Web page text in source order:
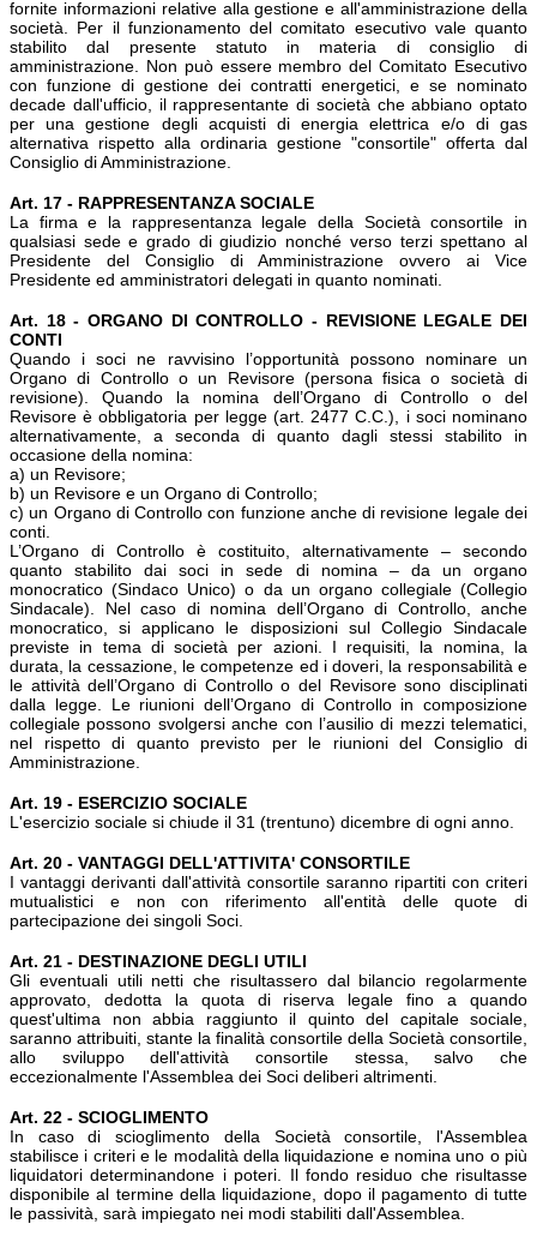
fornite informazioni relative alla gestione e all'amministrazione della
società. Per il funzionamento del comitato esecutivo vale quanto
stabilito dal presente statuto in materia di consiglio di
amministrazione. Non può essere membro del Comitato Esecutivo
con funzione di gestione dei contratti energetici, e se nominato
decade dall'ufficio, il rappresentante di società che abbiano optato
per una gestione degli acquisti di energia elettrica e/o di gas
alternativa rispetto alla ordinaria gestione "consortile" offerta dal
Consiglio di Amministrazione.
Art. 17 - RAPPRESENTANZA SOCIALE
La firma e la rappresentanza legale della Società consortile in
qualsiasi sede e grado di giudizio nonché verso terzi spettano al
Presidente del Consiglio di Amministrazione ovvero ai Vice
Presidente ed amministratori delegati in quanto nominati.
Art. 18 - ORGANO DI CONTROLLO - REVISIONE LEGALE DEI
CONTI
Quando i soci ne ravvisino l’opportunità possono nominare un
Organo di Controllo o un Revisore (persona fisica o società di
revisione). Quando la nomina dell’Organo di Controllo o del
Revisore è obbligatoria per legge (art. 2477 C.C.), i soci nominano
alternativamente, a seconda di quanto dagli stessi stabilito in
occasione della nomina:
a) un Revisore;
b) un Revisore e un Organo di Controllo;
c) un Organo di Controllo con funzione anche di revisione legale dei
conti.
L’Organo di Controllo è costituito, alternativamente – secondo
quanto stabilito dai soci in sede di nomina – da un organo
monocratico (Sindaco Unico) o da un organo collegiale (Collegio
Sindacale). Nel caso di nomina dell’Organo di Controllo, anche
monocratico, si applicano le disposizioni sul Collegio Sindacale
previste in tema di società per azioni. I requisiti, la nomina, la
durata, la cessazione, le competenze ed i doveri, la responsabilità e
le attività dell’Organo di Controllo o del Revisore sono disciplinati
dalla legge. Le riunioni dell’Organo di Controllo in composizione
collegiale possono svolgersi anche con l’ausilio di mezzi telematici,
nel rispetto di quanto previsto per le riunioni del Consiglio di
Amministrazione.
Art. 19 - ESERCIZIO SOCIALE
L'esercizio sociale si chiude il 31 (trentuno) dicembre di ogni anno.
Art. 20 - VANTAGGI DELL'ATTIVITA' CONSORTILE
I vantaggi derivanti dall'attività consortile saranno ripartiti con criteri
mutualistici e non con riferimento all'entità delle quote di
partecipazione dei singoli Soci.
Art. 21 - DESTINAZIONE DEGLI UTILI
Gli eventuali utili netti che risultassero dal bilancio regolarmente
approvato, dedotta la quota di riserva legale fino a quando
quest'ultima non abbia raggiunto il quinto del capitale sociale,
saranno attribuiti, stante la finalità consortile della Società consortile,
allo sviluppo dell'attività consortile stessa, salvo che
eccezionalmente l'Assemblea dei Soci deliberi altrimenti.
Art. 22 - SCIOGLIMENTO
In caso di scioglimento della Società consortile, l'Assemblea
stabilisce i criteri e le modalità della liquidazione e nomina uno o più
liquidatori determinandone i poteri. Il fondo residuo che risultasse
disponibile al termine della liquidazione, dopo il pagamento di tutte
le passività, sarà impiegato nei modi stabiliti dall'Assemblea.